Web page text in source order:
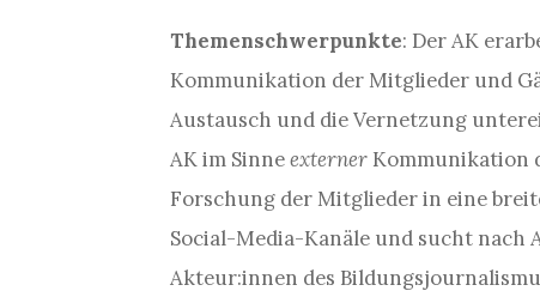
Themenschwerpunkte: Der AK
Kommunikation der Mitglieder und
Austausch und die Vernetzung
AK im Sinneexterner Kommunikation
Forschung der Mitglieder in eine
Social-Media-Kanäle und sucht nach
Akteur:innen des